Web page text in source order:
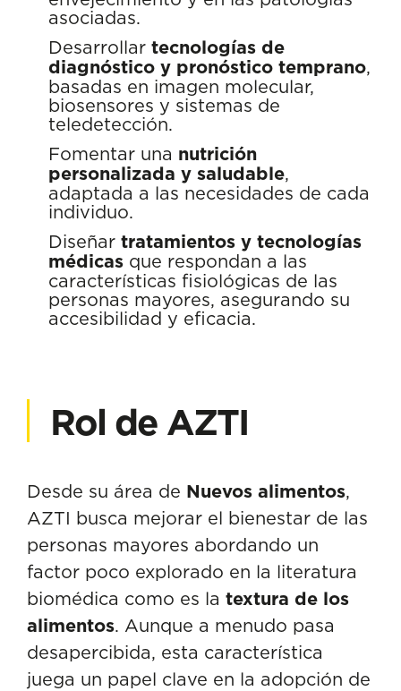
asociadas.
Desarrollar tecnologías de
diagnóstico y pronóstico temprano,
basadas en imagen molecular,
biosensores y sistemas de
teledetección.
Fomentar una nutrición
personalizada y saludable,
adaptada a las necesidades de cada
individuo.
Diseñar tratamientos y tecnologías
médicas que respondan a las
características fisiológicas de las
personas mayores, asegurando su
accesibilidad y eficacia.
Rol de AZTI
Desde su área de Nuevos alimentos,
AZTI busca mejorar el bienestar de las
personas mayores abordando un
factor poco explorado en la literatura
biomédica como es la textura de los
alimentos. Aunque a menudo pasa
desapercibida, esta característica
juega un papel clave en la adopción de